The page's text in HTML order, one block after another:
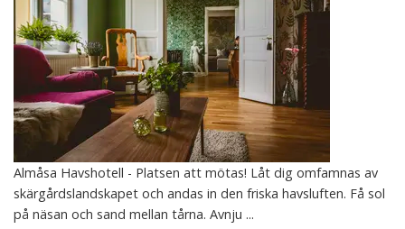
Almåsa Havshotell - Platsen att mötas! Låt dig omfamnas av
skärgårdslandskapet och andas in den friska havsluften. Få sol
på näsan och sand mellan tårna. Avnju ...